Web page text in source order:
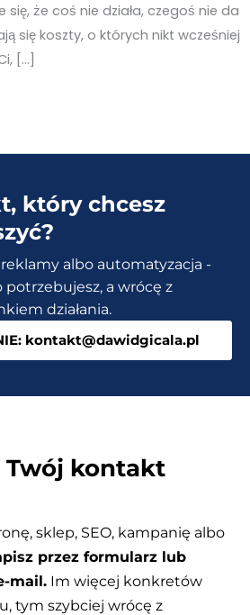
że coś nie działa, czegoś nie da
się koszty, o których nikt wcześniej
[…]
który chcesz
reklamy albo automatyzacja -
a wrócę z
działania.
kontakt@dawidgicala.pl
Twój kontakt
sklep, SEO, kampanię albo
przez formularz lub
mail. Im więcej konkretów
tym szybciej wrócę z